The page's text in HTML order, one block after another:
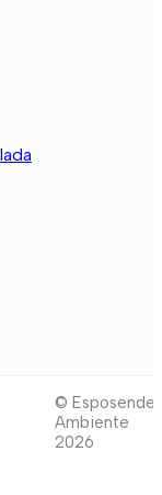
© Esposende
Ambiente
2026